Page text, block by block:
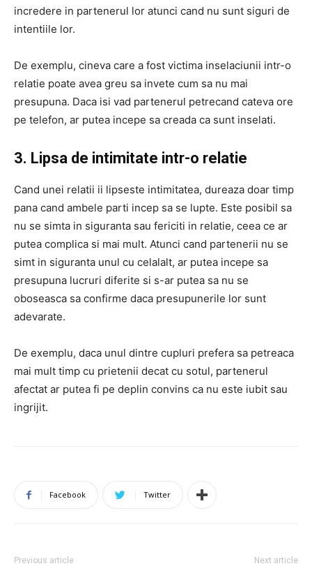
incredere in partenerul lor atunci cand nu sunt siguri de
intentiile lor.
De exemplu, cineva care a fost victima inselaciunii intr-o
relatie poate avea greu sa invete cum sa nu mai
presupuna. Daca isi vad partenerul petrecand cateva ore
pe telefon, ar putea incepe sa creada ca sunt inselati.
3. Lipsa de intimitate intr-o relatie
Cand unei relatii ii lipseste intimitatea, dureaza doar timp
pana cand ambele parti incep sa se lupte. Este posibil sa
nu se simta in siguranta sau fericiti in relatie, ceea ce ar
putea complica si mai mult. Atunci cand partenerii nu se
simt in siguranta unul cu celalalt, ar putea incepe sa
presupuna lucruri diferite si s-ar putea sa nu se
oboseasca sa confirme daca presupunerile lor sunt
adevarate.
De exemplu, daca unul dintre cupluri prefera sa petreaca
mai mult timp cu prietenii decat cu sotul, partenerul
afectat ar putea fi pe deplin convins ca nu este iubit sau
ingrijit.
Facebook Twitter
Previous article Next article